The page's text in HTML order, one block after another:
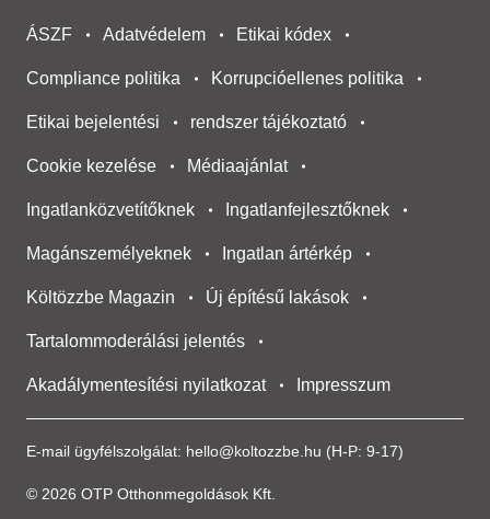
E-mail ügyfélszolgálat: hello@koltozzbe.hu (H-P: 9-17)
© 2026 OTP Otthonmegoldások Kft.
ÁSZF Adatvédelem Etikai kódex
Compliance politika Korrupcióellenes politika
Etikai bejelentési rendszer tájékoztató
Cookie kezelése Médiaajánlat
Ingatlanközvetítőknek Ingatlanfejlesztőknek
Magánszemélyeknek Ingatlan ártérkép
Költözzbe Magazin Új építésű lakások
Tartalommoderálási jelentés
Akadálymentesítési nyilatkozat Impresszum